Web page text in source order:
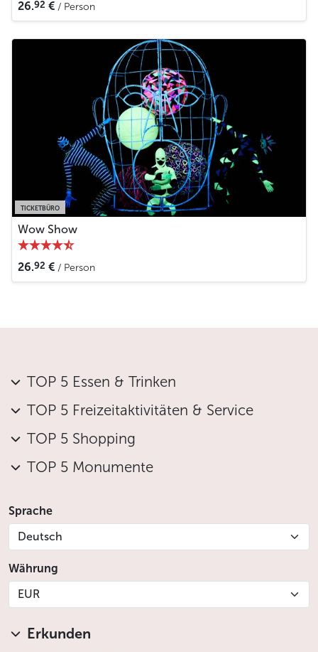
traditionellen Elementen der tschechischen Folklore und
modernem experimentellem Theater dar. Für Prag-
Besucher ist ein Besuch des Schwarzen Theaters ein
einzigartiges Erlebnis voller Illusionen, Humor und
fantastischer Geschichten.
Weniger
26.92 € / Person
TICKETBÜRO
Wow Show
26.92 € / Person
TOP 5 Essen & Trinken
TOP 5 Freizeitaktivitäten & Service
TOP 5 Shopping
TOP 5 Monumente
Sprache
Deutsch
Währung
EUR
Erkunden